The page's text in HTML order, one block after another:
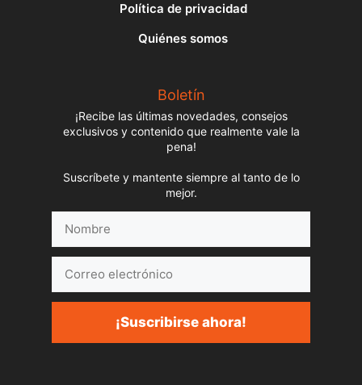
Política de privacidad
Quiénes somos
Boletín
¡Recibe las últimas novedades, consejos
exclusivos y contenido que realmente vale la
pena!
Suscríbete y mantente siempre al tanto de lo
mejor.
electrónico
¡Suscribirse ahora!